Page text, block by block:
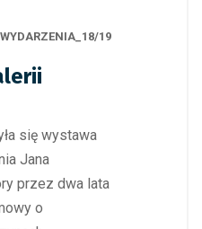
WYDARZENIA_18/19
się wystawa
Jana
przez dwa lata
o